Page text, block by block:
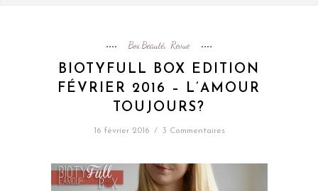
Box Beauté, Revue
BIOTYFULL BOX EDITION
FÉVRIER 2016 – L’AMOUR
TOUJOURS?
16 février 2016 / 3 Commentaires